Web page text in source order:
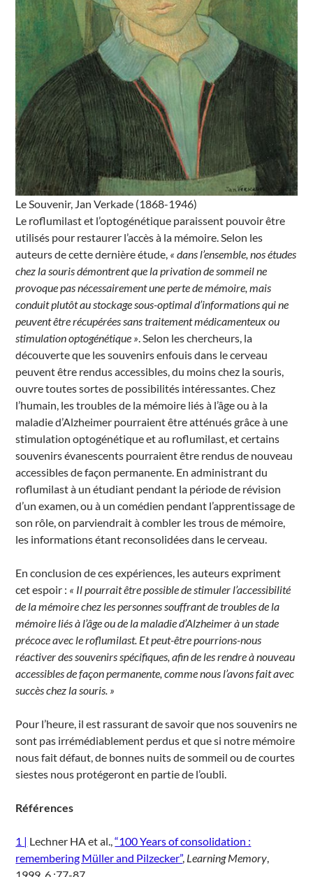
Le Souvenir, Jan Verkade (1868-1946)
Le roflumilast et l’optogénétique paraissent pouvoir être
utilisés pour restaurer l’accès à la mémoire. Selon les
auteurs de cette dernière étude, « dans l’ensemble, nos études
chez la souris démontrent que la privation de sommeil ne
provoque pas nécessairement une perte de mémoire, mais
conduit plutôt au stockage sous-optimal d’informations qui ne
peuvent être récupérées sans traitement médicamenteux ou
stimulation optogénétique ». Selon les chercheurs, la
découverte que les souvenirs enfouis dans le cerveau
peuvent être rendus accessibles, du moins chez la souris,
ouvre toutes sortes de possibilités intéressantes. Chez
l’humain, les troubles de la mémoire liés à l’âge ou à la
maladie d’Alzheimer pourraient être atténués grâce à une
stimulation optogénétique et au roflumilast, et certains
souvenirs évanescents pourraient être rendus de nouveau
accessibles de façon permanente. En administrant du
roflumilast à un étudiant pendant la période de révision
d’un examen, ou à un comédien pendant l’apprentissage de
son rôle, on parviendrait à combler les trous de mémoire,
les informations étant reconsolidées dans le cerveau.
En conclusion de ces expériences, les auteurs expriment
cet espoir : « Il pourrait être possible de stimuler l’accessibilité
de la mémoire chez les personnes souffrant de troubles de la
mémoire liés à l’âge ou de la maladie d’Alzheimer à un stade
précoce avec le roflumilast. Et peut-être pourrions-nous
réactiver des souvenirs spécifiques, afin de les rendre à nouveau
accessibles de façon permanente, comme nous l’avons fait avec
succès chez la souris. »
Pour l’heure, il est rassurant de savoir que nos souvenirs ne
sont pas irrémédiablement perdus et que si notre mémoire
nous fait défaut, de bonnes nuits de sommeil ou de courtes
siestes nous protégeront en partie de l’oubli.
Références
1 | Lechner HA et al.,“100 Years of consolidation :
remembering Müller and Pilzecker”, Learning Memory,